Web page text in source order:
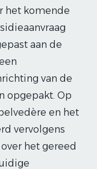
het komende
aan de
van de
opgepakt. Op
en het
vervolgens
het gereed